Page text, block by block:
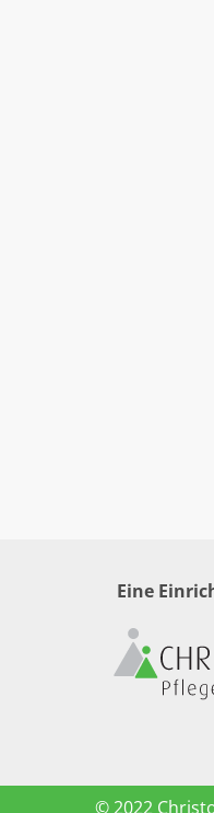
Eine
© 2022